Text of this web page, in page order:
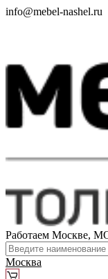
info@mebel-nashel.ru
Работаем Москве,
Москва